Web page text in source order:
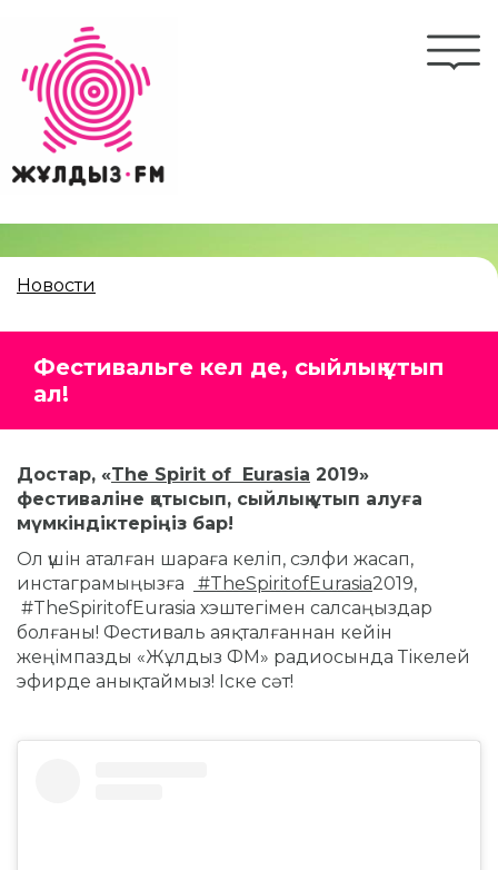
основному
содержанию
Новости
Фестивальге кел де, сыйлық ұтып
ал!
Достар, «The Spirit of Eurasia 2019»
фестиваліне қатысып, сыйлық ұтып алуға
мүмкіндіктеріңіз бар!
Ол үшін аталған шараға келіп, сэлфи жасап,
инстаграмыңызға
#TheSpiritofEurasia2019,
#TheSpiritofEurasia хэштегімен салсаңыздар
болғаны! Фестиваль аяқталғаннан кейін
жеңімпазды «Жұлдыз ФМ» радиосында Тікелей
эфирде анықтаймыз! Іске сәт!